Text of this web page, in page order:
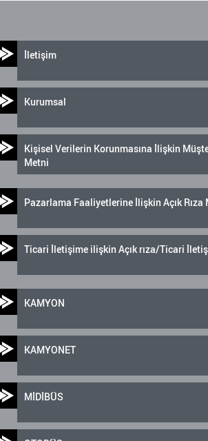
İletişim
Kurumsal
Kişisel Verilerin Korunmasına İlişkin
Metni
Pazarlama Faaliyetlerine İlişkin Açık Rıza
Ticari İletişime ilişkin Açık rıza/Ticari
KAMYON
KAMYONET
MİDİBÜS